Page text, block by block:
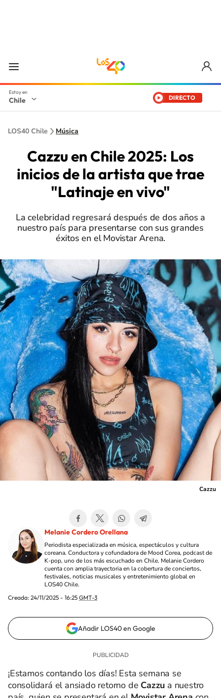
Chile DIRECTO
LOS40 Chile Música
Cazzu en Chile 2025: Los
inicios de la artista que trae
"Latinaje en vivo"
La celebridad regresará después de dos años a
nuestro país para presentarse con sus grandes
éxitos en el Movistar Arena.
Cazzu
Melanie Cordero Orellana
Periodista especializada en música, espectáculos y cultura
coreana. Conductora y cofundadora de Mood Corea, podcast de
K-pop, uno de los más escuchado en Chile. Melanie Cordero
cuenta con amplia trayectoria en la cobertura de conciertos,
festivales, noticias musicales y entretenimiento global en
LOS40 Chile.
Creada: 24/11/2025 - 16:25 GMT-3
Añadir LOS40 en Google
¡Estamos contando los días! Esta semana se
consolidará el ansiado retorno de Cazzu a nuestro